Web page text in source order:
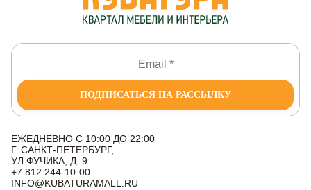
ПОДПИСАТЬСЯ НА РАССЫЛКУ
ЕЖЕДНЕВНО С 10:00 ДО 22:00
Г. САНКТ-ПЕТЕРБУРГ,
УЛ.ФУЧИКА, Д. 9
+7 812 244-10-00
INFO@KUBATURAMALL.RU